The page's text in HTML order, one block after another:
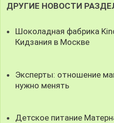
ДРУГИЕ НОВОСТИ
Шоколадная фабрика
Кидзания в Москве
Эксперты: отношение
нужно менять
Детское питание